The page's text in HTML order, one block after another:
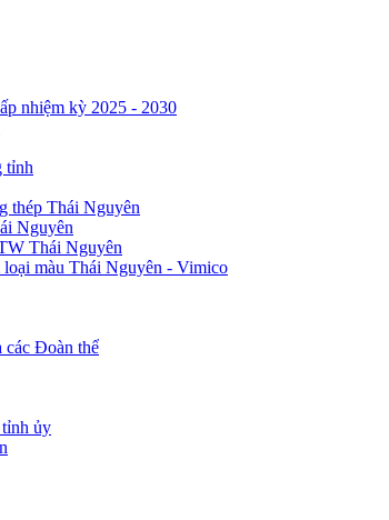
nhiệm kỳ 2025 - 2030
tỉnh
thép Thái Nguyên
Nguyên
Thái Nguyên
màu Thái Nguyên - Vimico
các Đoàn thể
ủy